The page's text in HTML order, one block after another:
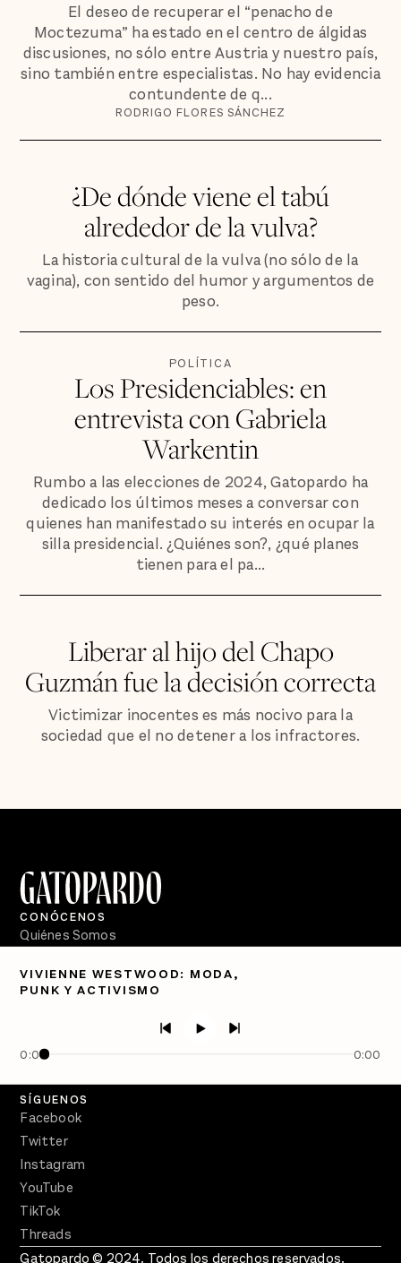
El deseo de recuperar el “penacho de
Moctezuma” ha estado en el centro de álgidas
discusiones, no sólo entre Austria y nuestro país,
sino también entre especialistas. No hay evidencia
contundente de q...
RODRIGO FLORES SÁNCHEZ
¿De dónde viene el tabú
alrededor de la vulva?
La historia cultural de la vulva (no sólo de la
vagina), con sentido del humor y argumentos de
peso.
POLÍTICA
Los Presidenciables: en
entrevista con Gabriela
Warkentin
Rumbo a las elecciones de 2024, Gatopardo ha
dedicado los últimos meses a conversar con
quienes han manifestado su interés en ocupar la
silla presidencial. ¿Quiénes son?, ¿qué planes
tienen para el pa...
Liberar al hijo del Chapo
Guzmán fue la decisión correcta
Victimizar inocentes es más nocivo para la
sociedad que el no detener a los infractores.
VIVIENNE WESTWOOD: MODA,
PUNK Y ACTIVISMO
0:00 0:00
CONÓCENOS
Quiénes Somos
PÓDCASTS
Crecer en Distopía
SÍGUENOS
Facebook
Twitter
Instagram
YouTube
TikTok
Threads
Gatopardo © 2024. Todos los derechos reservados.